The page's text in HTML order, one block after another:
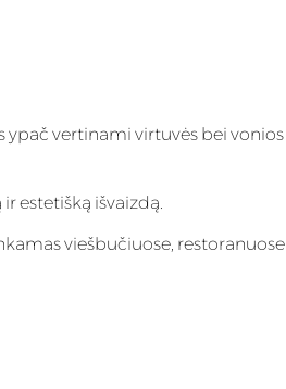
ypač vertinami virtuvės bei vonios
estetišką išvaizdą.
viešbučiuose, restoranuose